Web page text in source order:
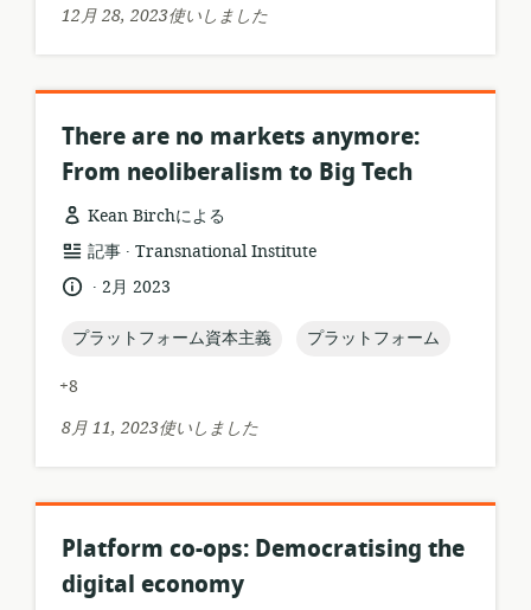
ト:
シ
ョ
ン:
12月 28, 2023使いしました
There are no markets anymore:
From neoliberalism to Big Tech
Kean Birchによる
リ
ー
ス
フ
マ
ト:
記事 .
公
開
者:
Transnational Institute
言
.
公
日:
2月 2023
topic:
プラットフォーム資本主義 topic:
プラットフォーム
+8
8月 11, 2023使いしました
Platform co-ops: Democratising the
digital economy